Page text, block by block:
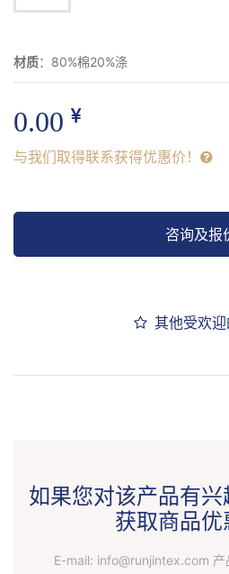
材质： 80%棉20%涤
0.00
与我们取得联系获得优惠价！
咨询及报
其他受欢
如果您对该产品有
获取商品优
E-mail: info@runjintex.com 产